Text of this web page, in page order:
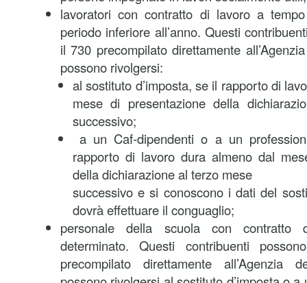
lavoratori con contratto di lavoro a
periodo inferiore all’anno. Questi
il 730 precompilato direttamente
possono rivolgersi:
al sostituto d’imposta, se il rapporto di
mese di presentazione della
successivo;
a un Caf-dipendenti o a un
rapporto di lavoro dura almeno dal
della dichiarazione al terzo mese
successivo e si conoscono i dati del
dovrà effettuare il conguaglio;
personale della scuola con
determinato. Questi contribuenti
precompilato direttamente all’Agenzia